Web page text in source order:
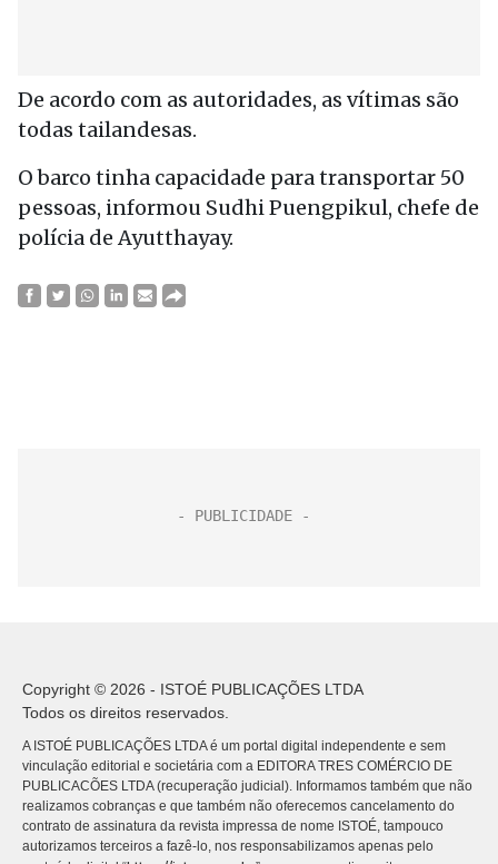
De acordo com as autoridades, as vítimas são
todas tailandesas.
O barco tinha capacidade para transportar 50
pessoas, informou Sudhi Puengpikul, chefe de
polícia de Ayutthayay.
Copyright © 2026 - ISTOÉ PUBLICAÇÕES LTDA
Todos os direitos reservados.
A ISTOÉ PUBLICAÇÕES LTDA é um portal digital independente e sem
vinculação editorial e societária com a EDITORA TRES COMÉRCIO DE
PUBLICACÕES LTDA (recuperação judicial). Informamos também que não
realizamos cobranças e que também não oferecemos cancelamento do
contrato de assinatura da revista impressa de nome ISTOÉ, tampouco
autorizamos terceiros a fazê-lo, nos responsabilizamos apenas pelo